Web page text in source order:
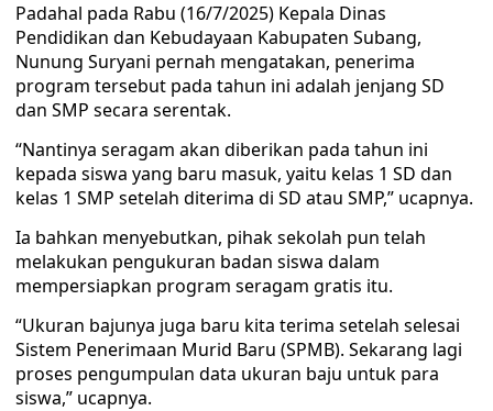
Padahal pada Rabu (16/7/2025) Kepala Dinas
Pendidikan dan Kebudayaan Kabupaten Subang,
Nunung Suryani pernah mengatakan, penerima
program tersebut pada tahun ini adalah jenjang SD
dan SMP secara serentak.
“Nantinya seragam akan diberikan pada tahun ini
kepada siswa yang baru masuk, yaitu kelas 1 SD dan
kelas 1 SMP setelah diterima di SD atau SMP,” ucapnya.
Ia bahkan menyebutkan, pihak sekolah pun telah
melakukan pengukuran badan siswa dalam
mempersiapkan program seragam gratis itu.
“Ukuran bajunya juga baru kita terima setelah selesai
Sistem Penerimaan Murid Baru (SPMB). Sekarang lagi
proses pengumpulan data ukuran baju untuk para
siswa,” ucapnya.